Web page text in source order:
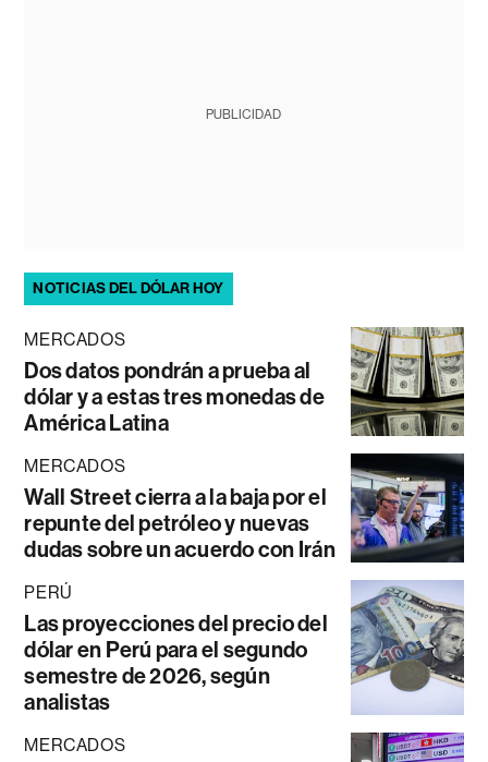
PUBLICIDAD
NOTICIAS DEL DÓLAR HOY
MERCADOS
Dos datos pondrán a prueba al
dólar y a estas tres monedas de
América Latina
MERCADOS
Wall Street cierra a la baja por el
repunte del petróleo y nuevas
dudas sobre un acuerdo con Irán
PERÚ
Las proyecciones del precio del
dólar en Perú para el segundo
semestre de 2026, según
analistas
MERCADOS